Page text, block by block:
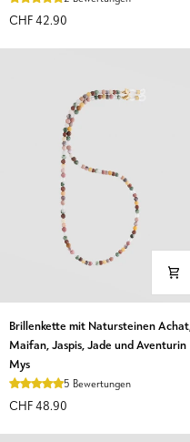
und
Zitronenjade
CHF 42.90
Brillenkette
mit
Natursteinen
Achat,
Jaspis,
Jade
Brillenkette mit Natursteinen Achat,
Maifan, Jaspis, Jade und Aventurin
Mys
5 Bewertungen
CHF 48.90